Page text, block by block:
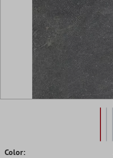
Color: